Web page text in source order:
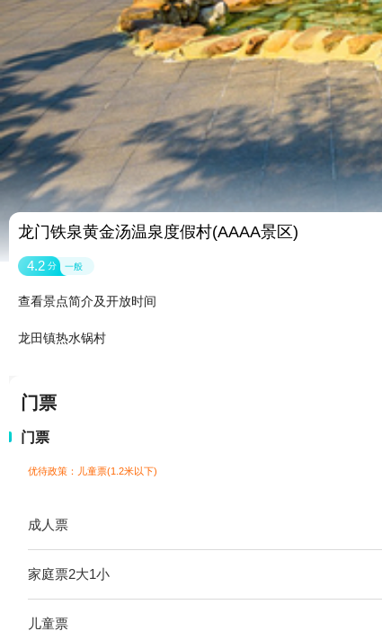
龙门铁泉黄金汤温泉度假村(AAAA景区)
4.2 分 一般
查看景点简介及开放时间
龙田镇热水锅村
门票
门票
优待政策：儿童票(1.2米以下)
成人票
家庭票2大1小
儿童票